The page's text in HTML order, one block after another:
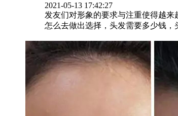
2021-05-13 17:42:27
发友们对形象的要求与注重使得越
怎么去做出选择，头发需要多少钱，